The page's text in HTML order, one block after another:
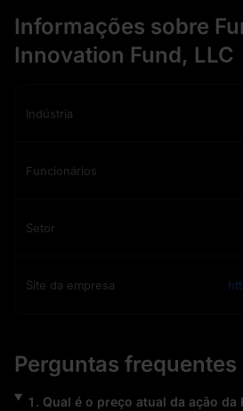
Informações sobre
Innovation Fund, LLC
Indústria
Funcionários
Setor
Site da empresa
Perguntas frequentes
1 . Qual é o preço atual da ação da